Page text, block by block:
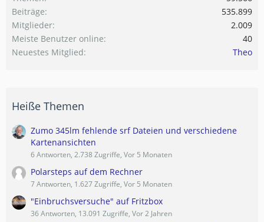
Beiträge
535.899
Mitglieder
2.009
Meiste Benutzer online
40
Neuestes Mitglied
Theo
Heiße Themen
Zumo 345lm fehlende srf Dateien und verschiedene
Kartenansichten
6 Antworten, 2.738 Zugriffe, Vor 5 Monaten
Polarsteps auf dem Rechner
7 Antworten, 1.627 Zugriffe, Vor 5 Monaten
"Einbruchsversuche" auf Fritzbox
36 Antworten, 13.091 Zugriffe, Vor 2 Jahren